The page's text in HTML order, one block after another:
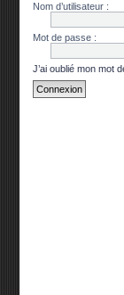
Nom d’utilisateur :
Mot de passe :
J’ai oublié mon mot